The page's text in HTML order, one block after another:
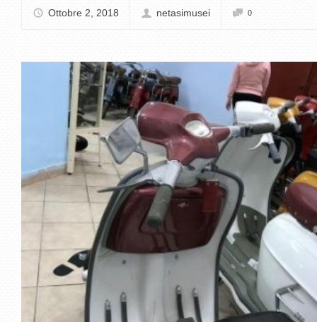
Ottobre 2, 2018 netasimusei 0